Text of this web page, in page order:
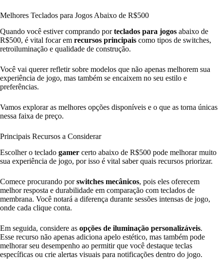
Melhores Teclados para Jogos Abaixo de R$500
Quando você estiver comprando porteclados para jogos abaixo de
R$500, é vital focar em recursos principais como tipos de switches,
retroiluminação e qualidade de construção.
Você vai querer refletir sobre modelos que não apenas melhorem sua
experiência de jogo, mas também se encaixem no seu estilo e
preferências.
Vamos explorar as melhores opções disponíveis e o que as torna únicas
nessa faixa de preço.
Principais Recursos a Considerar
Escolher o teclado gamer certo abaixo de R$500 pode melhorar muito
sua experiência de jogo, por isso é vital saber quais recursos priorizar.
Comece procurando porswitches mecânicos, pois eles oferecem
melhor resposta e durabilidade em comparação com teclados de
membrana. Você notará a diferença durante sessões intensas de jogo,
onde cada clique conta.
Em seguida, considere as opções de iluminação personalizáveis.
Esse recurso não apenas adiciona apelo estético, mas também pode
melhorar seu desempenho ao permitir que você destaque teclas
específicas ou crie alertas visuais para notificações dentro do jogo.